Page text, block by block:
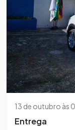
13 de outubro às
Entrega